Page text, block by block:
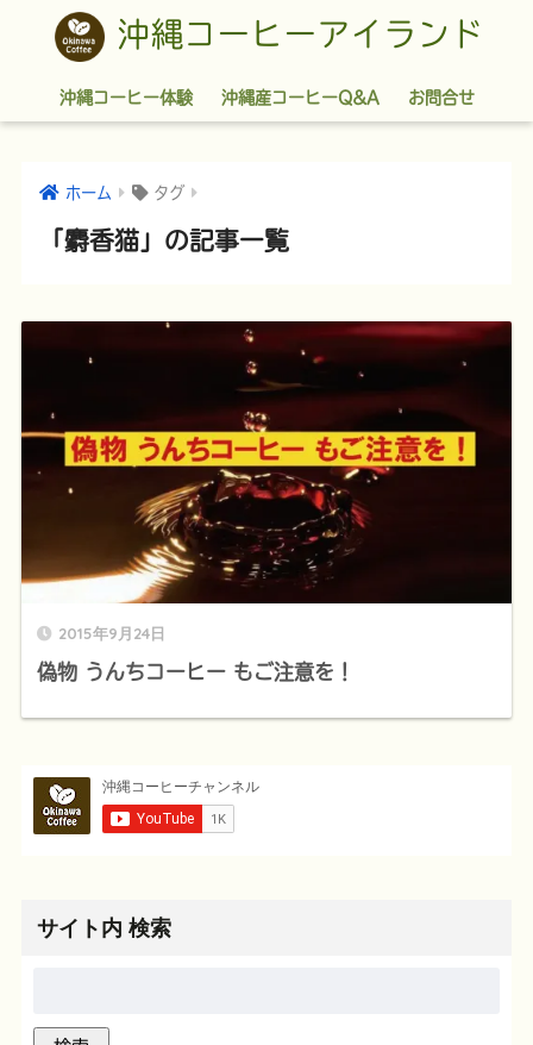
沖縄コーヒーアイランド
沖縄コーヒー体験 沖縄産コーヒーQ&A お問合せ
ホーム タグ
「麝香猫」の記事一覧
2015年9月24日
偽物 うんちコーヒー もご注意を！
サイト内 検索